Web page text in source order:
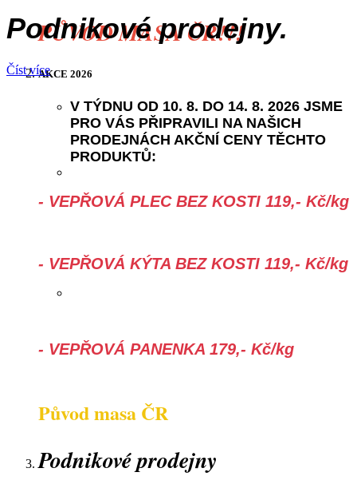
Podnikové prodejny.
Číst více
PŮVOD MASA ČR!!!
AKCE 2026
V TÝDNU OD 10. 8. DO 14. 8. 2026 JSME
PRO VÁS PŘIPRAVILI NA NAŠICH
PRODEJNÁCH AKČNÍ CENY TĚCHTO
PRODUKTŮ:
- VEPŘOVÁ PLEC BEZ KOSTI 119,- Kč/kg
- VEPŘOVÁ KÝTA BEZ KOSTI 119,- Kč/kg
- VEPŘOVÁ PANENKA 179,- Kč/kg
Původ masa ČR
Podnikové prodejny